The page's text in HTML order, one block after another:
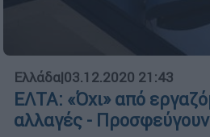
Ελλάδα|03.12.2020 21:43
ΕΛΤΑ: «Όχι» από
αλλαγές -